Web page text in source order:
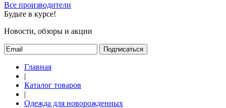
Все производители
Будьте в курсе!
Новости, обзоры и акции
Подписаться
Главная
|
Каталог товаров
|
Одежда для новорожденных